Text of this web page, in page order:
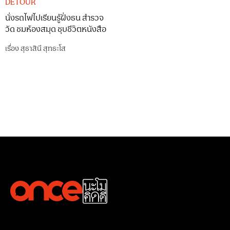
นั่งรถไฟไปเรียนรู้ฝั่งธน สำรวจ
วัด ชมห้องสมุด ชุบชีวิตหนังสือ
เรื่องสุธาสินี สุทธะโส